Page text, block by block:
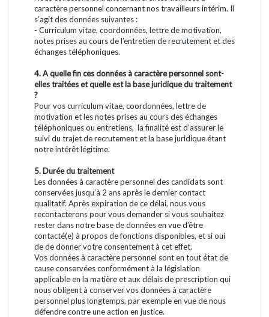
caractère personnel concernant nos travailleurs intérim. Il
s’agit des données suivantes :
- Curriculum vitae, coordonnées, lettre de motivation,
notes prises au cours de l’entretien de recrutement et des
échanges téléphoniques.
4. A quelle fin ces données à caractère personnel sont-
elles traitées et quelle est la base juridique du traitement
?
Pour vos curriculum vitae, coordonnées, lettre de
motivation et les notes prises au cours des échanges
téléphoniques ou entretiens, la finalité est d’assurer le
suivi du trajet de recrutement et la base juridique étant
notre intérêt légitime.
5. Durée du traitement
Les données à caractère personnel des candidats sont
conservées jusqu’à 2 ans après le dernier contact
qualitatif. Après expiration de ce délai, nous vous
recontacterons pour vous demander si vous souhaitez
rester dans notre base de données en vue d’être
contacté(e) à propos de fonctions disponibles, et si oui
de de donner votre consentement à cet effet.
Vos données à caractère personnel sont en tout état de
cause conservées conformément à la législation
applicable en la matière et aux délais de prescription qui
nous obligent à conserver vos données à caractère
personnel plus longtemps, par exemple en vue de nous
défendre contre une action en justice.